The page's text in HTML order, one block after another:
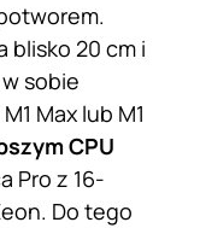
blisko 20 cm i
sobie
Max lub M1
CPU
Pro z 16-
Do tego